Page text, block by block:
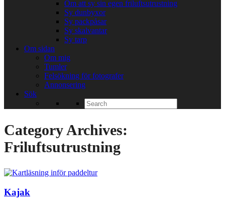
Om att sy sin egen friluftsutrustning
Sy dunbyxor
Sy packpåsar
Sy skalvantar
Sy tarp
Om sidan
Om mig
Tumler
Felsökning för fotografer
Annonsering
Sök
Search
for:
Category Archives:
Friluftsutrustning
Kajak